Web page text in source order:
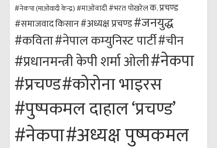
#नेकपा (माओवादी केन्द्र) #माओवादी#भरत पोखरेलक. प्रचण्ड
#समाजवादकिसान#अध्यक्ष प्रचण्ड#जनयुद्ध
#कविता#नेपाल कम्युनिस्ट पार्टी#चीन
#प्रधानमन्त्री केपी शर्मा ओली#नेकपा
#प्रचण्ड#कोरोना भाइरस
#पुष्पकमल दाहाल ‘प्रचण्ड’
#नेकपा#अध्यक्ष पुष्पकमल